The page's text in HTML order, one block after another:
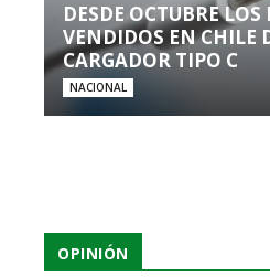
DESDE OCTUBRE
VENDIDOS EN CHILE
CARGADOR TIPO C
NACIONAL
OPINIÓN